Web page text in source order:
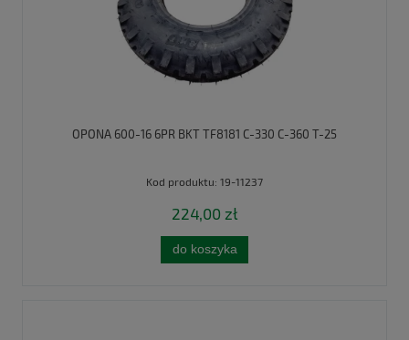
OPONA 600-16 6PR BKT TF8181 C-330 C-360 T-25
Kod produktu: 19-11237
224,00 zł
do koszyka